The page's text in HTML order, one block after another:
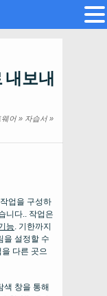
내보내
웨어 » 자습서 »
업을 구성하
니다.. 작업은
능. 기한까지
을 설정할 수
다른 곳으
색 창을 통해